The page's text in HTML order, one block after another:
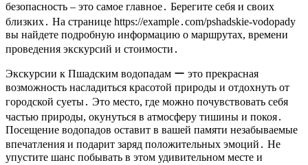
безопасность – это самое главное․ Берегите себя и своих
близких․ На странице https://example․com/pshadskie-vodopady
вы найдете подробную информацию о маршрутах, времени
проведения экскурсий и стоимости․
Экскурсии к Пшадским водопадам ー это прекрасная
возможность насладиться красотой природы и отдохнуть от
городской суеты․ Это место, где можно почувствовать себя
частью природы, окунуться в атмосферу тишины и покоя․
Посещение водопадов оставит в вашей памяти незабываемые
впечатления и подарит заряд положительных эмоций․ Не
упустите шанс побывать в этом удивительном месте и